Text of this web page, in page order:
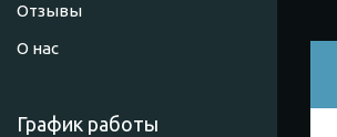
Отзывы
О нас
График работы